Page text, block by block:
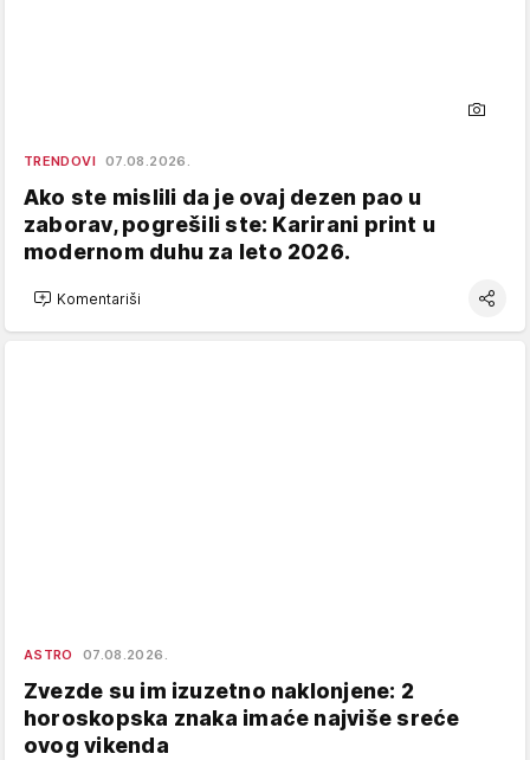
TRENDOVI 07.08.2026.
Ako ste mislili da je ovaj dezen pao u
zaborav, pogrešili ste: Karirani print u
modernom duhu za leto 2026.
Komentariši
ASTRO 07.08.2026.
Zvezde su im izuzetno naklonjene: 2
horoskopska znaka imaće najviše sreće
ovog vikenda